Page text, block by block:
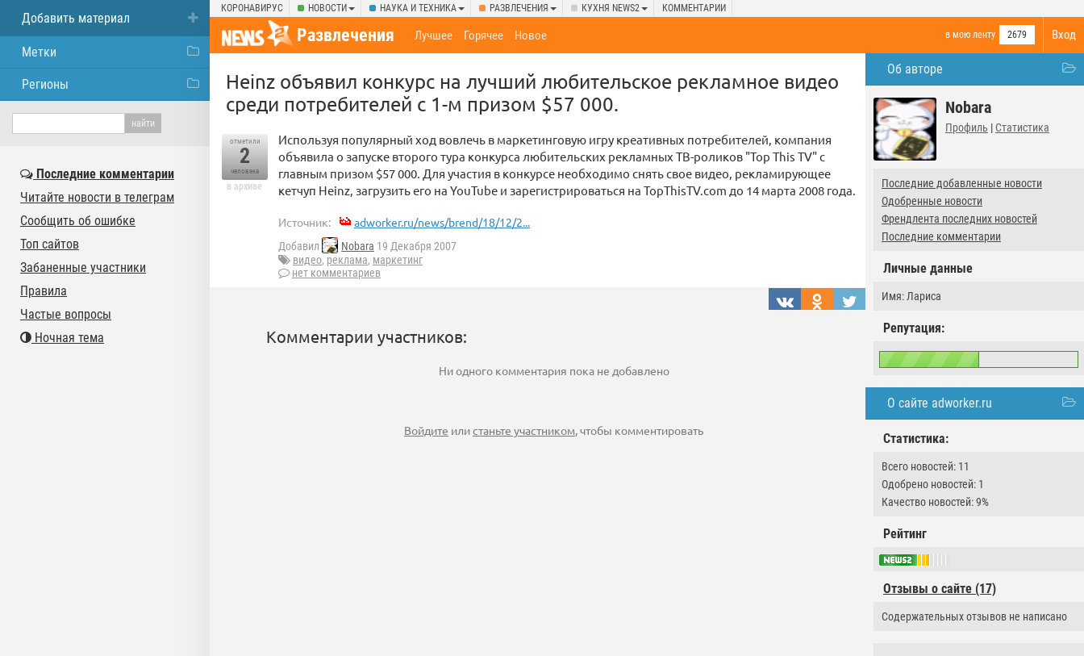
КОРОНАВИРУС НОВОСТИ НАУКА И ТЕХНИКА РАЗВЛЕЧЕНИЯ КУХНЯ NEWS2 КОММЕНТАРИИ
Вход
Развлечения в мою ленту 2679
Лучшее Горячее Новое
Об авторе
Nobara
Профиль | Статистика
Последние добавленные новости
Одобренные новости
Френдлента последних новостей
Последние комментарии
Личные данные
Имя: Лариса
Репутация:
О сайте adworker.ru
Статистика:
Всего новостей: 11
Одобрено новостей: 1
Качество новостей: 9%
Рейтинг
Отзывы о сайте (17)
Содержательных отзывов не написано
Heinz объявил конкурс на лучший любительское рекламное видео
среди потребителей с 1-м призом $57 000.
отметили
2
человека
в архиве
Используя популярный ход вовлечь в маркетинговую игру креативных потребителей, компания
объявила о запуске второго тура конкурса любительских рекламных ТВ-роликов "Top This TV" с
главным призом $57 000. Для участия в конкурсе необходимо снять свое видео, рекламирующее
кетчуп Heinz, загрузить его на YouTube и зарегистрироваться на TopThisTV.com до 14 марта 2008 года.
Источник: adworker.ru/news/brend/18/12/2...
Добавил Nobara 19 Декабря 2007
видео, реклама, маркетинг
нет комментариев
Комментарии участников:
Ни одного комментария пока не добавлено
Войдите илистаньте участником, чтобы комментировать
Добавить материал
Метки
Регионы
Последние комментарии
Читайте новости в телеграм
Сообщить об ошибке
Топ сайтов
Забаненные участники
Правила
Частые вопросы
Ночная тема